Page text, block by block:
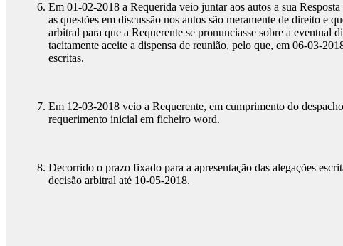
Em 01-02-2018 a Requerida veio juntar aos autos a sua
as questões em discussão nos autos são meramente de direito e
arbitral para que a Requerente se pronunciasse sobre a eventual
tacitamente aceite a dispensa de reunião, pelo que, em 06-03-
escritas.
Em 12-03-2018 veio a Requerente, em cumprimento do
requerimento inicial em ficheiro word.
Decorrido o prazo fixado para a apresentação das alegações
decisão arbitral até 10-05-2018.